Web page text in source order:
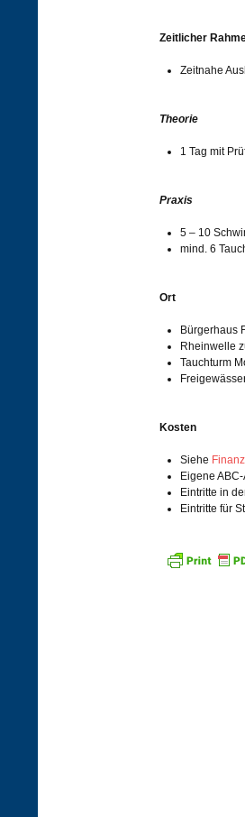
Zeitlicher
Zeitnahe
Theorie
1 Tag mit
Praxis
5 – 10
mind. 6
Ort
Bürgerhaus
Rheinwelle
Tauchturm
Kosten
Siehe
Eigene
Eintritte in
Eintritte für